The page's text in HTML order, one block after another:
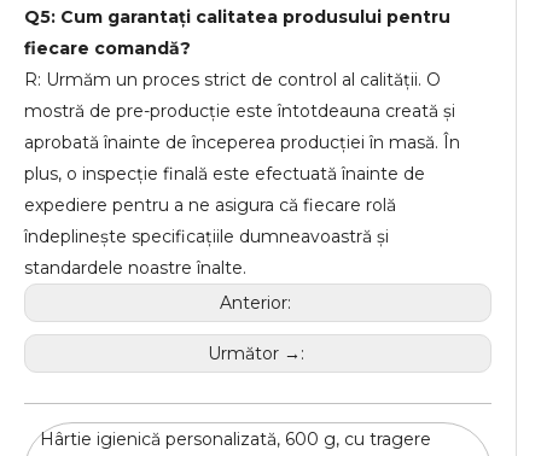
Q5: Cum garantați calitatea produsului pentru
fiecare comandă?
R: Urmăm un proces strict de control al calității. O
mostră de pre-producție este întotdeauna creată și
aprobată înainte de începerea producției în masă. În
plus, o inspecție finală este efectuată înainte de
expediere pentru a ne asigura că fiecare rolă
îndeplinește specificațiile dumneavoastră și
standardele noastre înalte.
Anterior:
Următor →:
Hârtie igienică personalizată, 600 g, cu tragere